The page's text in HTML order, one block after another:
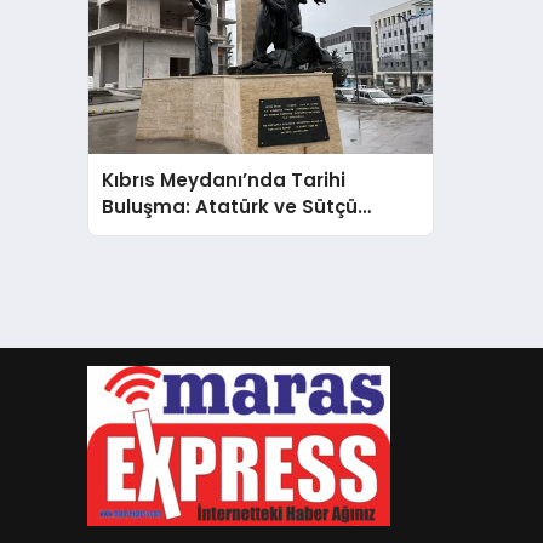
Kıbrıs Meydanı’nda Tarihi
Buluşma: Atatürk ve Sütçü
İmam Anıtı Restore Edilerek